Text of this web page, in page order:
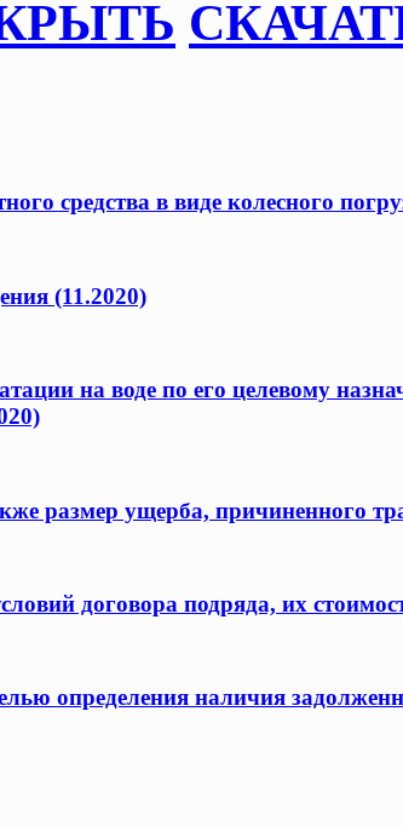
средства в виде колесного
(11.2020)
на воде по его целевому
размер ущерба, причиненного
договора подряда, их
определения наличия